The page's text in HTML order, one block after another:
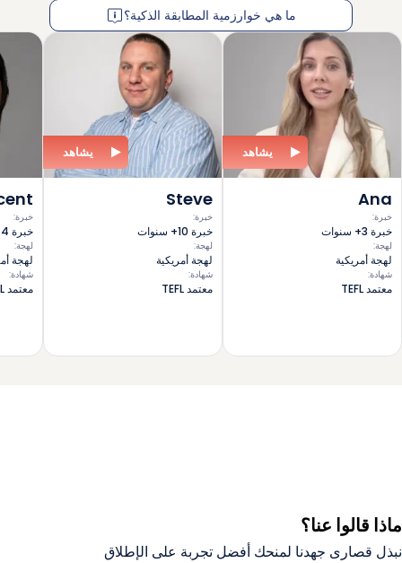
ما هي خوارزمية المطابقة الذكية؟
Ana
خبرة:
خبرة 3+ سنوات
لهجة:
لهجة أمريكية
شهادة:
معتمد TEFL
يشاهد
Steve
خبرة:
خبرة 10+ سنوات
لهجة:
لهجة أمريكية
شهادة:
معتمد TEFL
يشاهد
خبرة:
خبرة 4+ سنوات
لهجة:
لهجة
شهادة:
معتمد TEFL
ماذا قالوا عنا؟
نبذل قصارى جهدنا لمنحك أفضل تجربة على الإطلاق